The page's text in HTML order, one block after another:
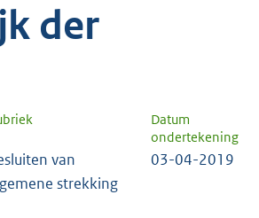
der
Datum
ondertekening
van
strekking
03-04-2019